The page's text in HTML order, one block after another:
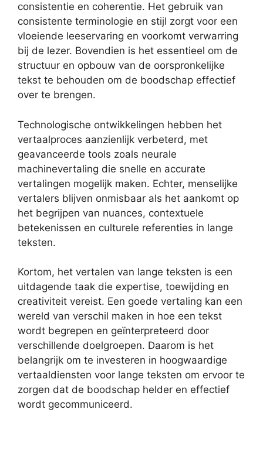
consistentie en coherentie. Het gebruik van
consistente terminologie en stijl zorgt voor een
vloeiende leeservaring en voorkomt verwarring
bij de lezer. Bovendien is het essentieel om de
structuur en opbouw van de oorspronkelijke
tekst te behouden om de boodschap effectief
over te brengen.
Technologische ontwikkelingen hebben het
vertaalproces aanzienlijk verbeterd, met
geavanceerde tools zoals neurale
machinevertaling die snelle en accurate
vertalingen mogelijk maken. Echter, menselijke
vertalers blijven onmisbaar als het aankomt op
het begrijpen van nuances, contextuele
betekenissen en culturele referenties in lange
teksten.
Kortom, het vertalen van lange teksten is een
uitdagende taak die expertise, toewijding en
creativiteit vereist. Een goede vertaling kan een
wereld van verschil maken in hoe een tekst
wordt begrepen en geïnterpreteerd door
verschillende doelgroepen. Daarom is het
belangrijk om te investeren in hoogwaardige
vertaaldiensten voor lange teksten om ervoor te
zorgen dat de boodschap helder en effectief
wordt gecommuniceerd.